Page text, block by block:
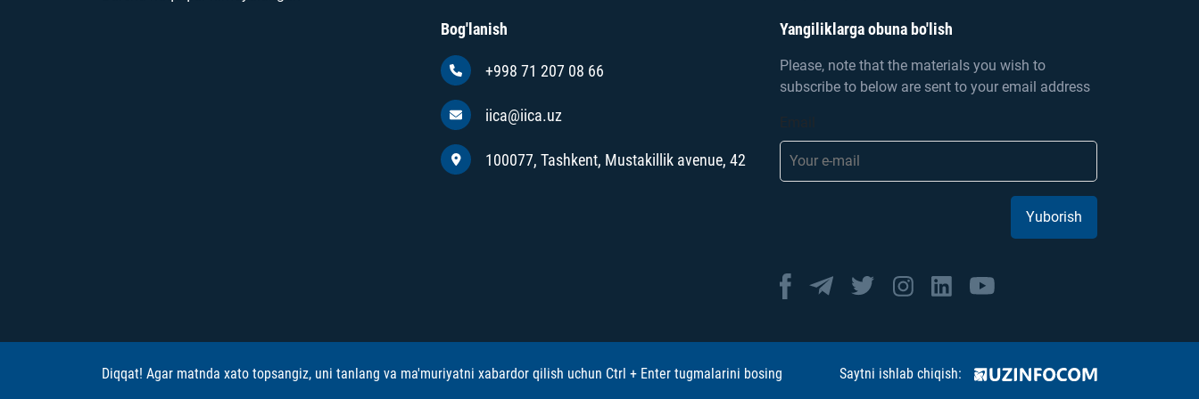
Bog'lanish
+998 71 207 08 66
iica@iica.uz
100077, Tashkent, Mustakillik avenue, 42
Yangiliklarga obuna bo'lish
Please, note that the materials you wish to
subscribe to below are sent to your email address
Yuborish
Diqqat! Agar matnda xato topsangiz, uni tanlang va ma'muriyatni xabardor qilish uchun Ctrl + Enter tugmalarini bosing Saytni ishlab chiqish: